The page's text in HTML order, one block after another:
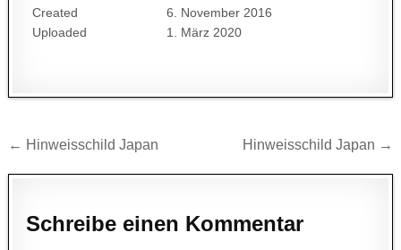
Created
6. November 2016
Uploaded
1. März 2020
Beitragsnavigation
← Hinweisschild Japan Hinweisschild Japan →
Schreibe einen Kommentar